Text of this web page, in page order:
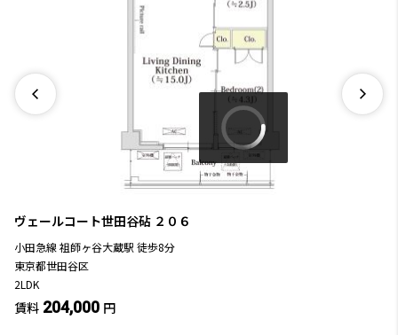
ヴェールコート世田谷砧 ２０６
小田急線 祖師ヶ谷大蔵駅 徒歩8分
東京都世田谷区
2LDK
賃料 204,000 円